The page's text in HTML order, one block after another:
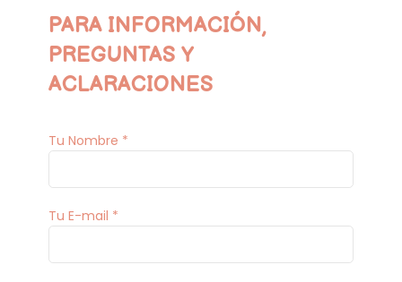
PARA INFORMACIÓN,
PREGUNTAS Y
ACLARACIONES
Tu Nombre *
Tu E-mail *